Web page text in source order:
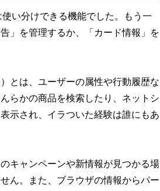
い分けできる機能でした。もう一
」を管理するか、「カード情報」を
とは、ユーザーの属性や行動履歴な
らかの商品を検索したり、ネットシ
示され、イラついた経験は誰にもあ
キャンペーンや新情報が見つかる場
ん。また、ブラウザの情報からパー